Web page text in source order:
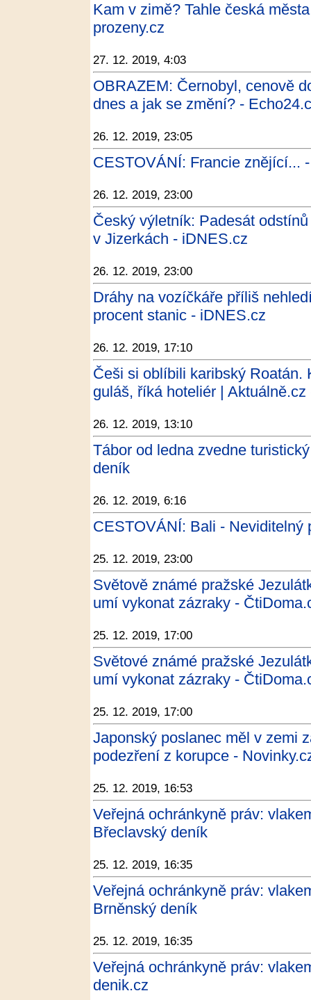
Kam v zimě? Tahle česká
prozeny.cz
27. 12. 2019, 4:03
OBRAZEM: Černobyl, cenově
dnes a jak se změní? -
26. 12. 2019, 23:05
CESTOVÁNÍ: Francie znějící...
26. 12. 2019, 23:00
Český výletník: Padesát
v Jizerkách - iDNES.cz
26. 12. 2019, 23:00
Dráhy na vozíčkáře příliš
procent stanic - iDNES.cz
26. 12. 2019, 17:10
Češi si oblíbili karibský Roatán.
guláš, říká hoteliér | Aktuálně.cz
26. 12. 2019, 13:10
Tábor od ledna zvedne
deník
26. 12. 2019, 6:16
CESTOVÁNÍ: Bali - Neviditelný
25. 12. 2019, 23:00
Světově známé pražské
umí vykonat zázraky -
25. 12. 2019, 17:00
Světové známé pražské
umí vykonat zázraky -
25. 12. 2019, 17:00
Japonský poslanec měl v zemi
podezření z korupce -
25. 12. 2019, 16:53
Veřejná ochránkyně práv:
Břeclavský deník
25. 12. 2019, 16:35
Veřejná ochránkyně práv:
Brněnský deník
25. 12. 2019, 16:35
Veřejná ochránkyně práv:
denik.cz